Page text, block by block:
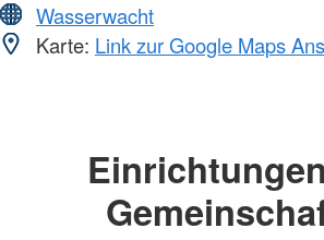
Wasserwacht
Karte: Link zur Google Maps